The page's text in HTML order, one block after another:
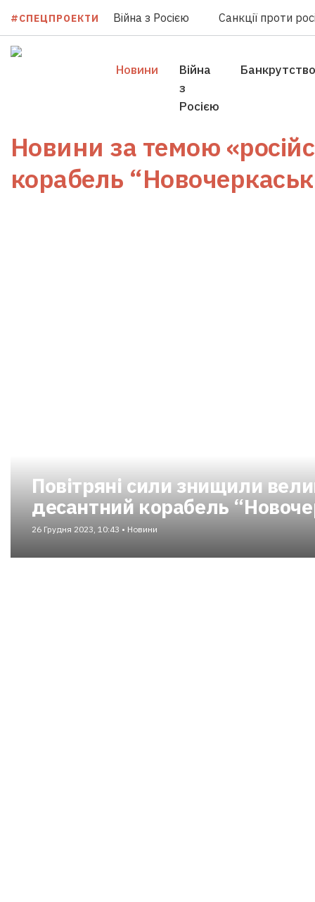
#СПЕЦПРОЕКТИ Війна з Росією Санкції проти
Новини
Війна
з
Росією
Банкрутство
Новини за темою
корабель
Повітряні сили знищили
десантний корабель
26 Грудня 2023, 10:43 • Новини